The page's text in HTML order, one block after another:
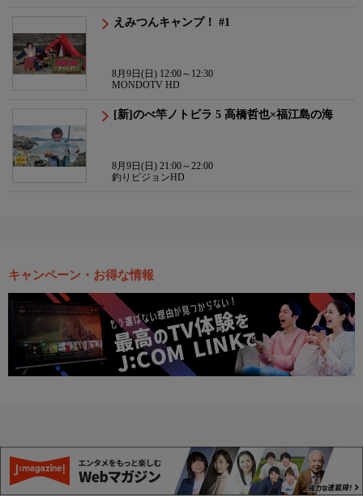
えみつんキャンプ！ #1
8月9日(日) 12:00～12:30
MONDOTV HD
[新]のべ竿ノトビラ 5 高橋哲也×福江島の海
8月9日(日) 21:00～22:00
釣りビジョンHD
キャンペーン・お得な情報